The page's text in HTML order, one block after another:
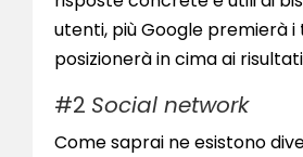
utenti, più Google premierà i
posizionerà in cima ai
#2 Social network
Come saprai ne esistono